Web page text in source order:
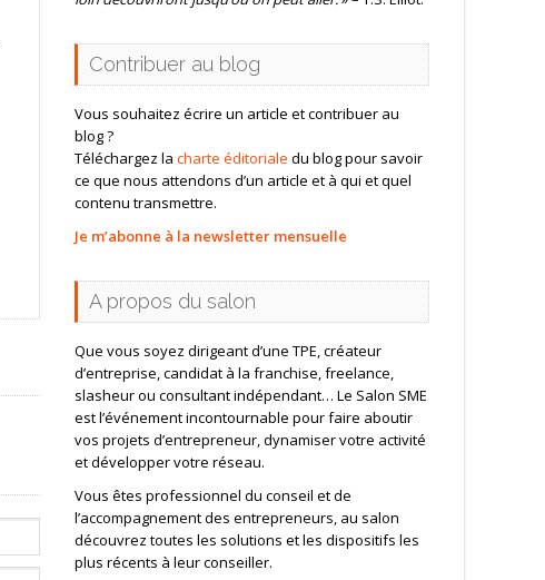
Contribuer au blog
Vous souhaitez écrire un article et contribuer au
blog ?
Téléchargez lacharte éditoriale du blog pour savoir
ce que nous attendons d’un article et à qui et quel
contenu transmettre.
Je m’abonne à la newsletter mensuelle
A propos du salon
Que vous soyez dirigeant d’une TPE, créateur
d’entreprise, candidat à la franchise, freelance,
slasheur ou consultant indépendant… Le Salon SME
est l’événement incontournable pour faire aboutir
vos projets d’entrepreneur, dynamiser votre activité
et développer votre réseau.
Vous êtes professionnel du conseil et de
l’accompagnement des entrepreneurs, au salon
découvrez toutes les solutions et les dispositifs les
plus récents à leur conseiller.